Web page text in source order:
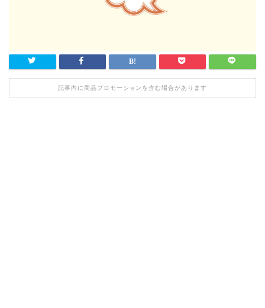
記事内に商品プロモーションを含む場合があります